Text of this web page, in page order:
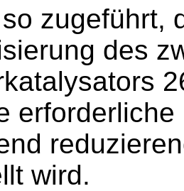
zugeführt,
des
wird.